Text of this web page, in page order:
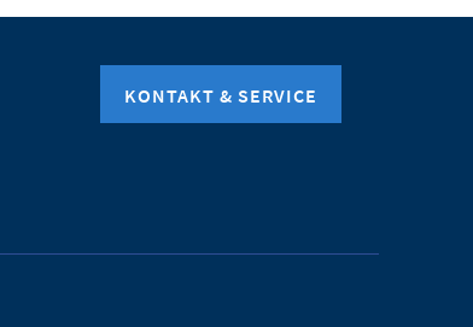
KONTAKT & SERVICE